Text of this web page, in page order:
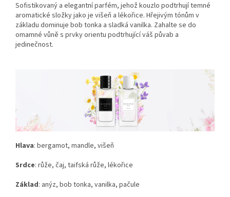
Sofistikovaný a elegantní parfém, jehož kouzlo podtrhují temné
aromatické složky jako je višeň a lékořice. Hřejivým tónům v
základu dominuje bob tonka a sladká vanilka. Zahalte se do
omamné vůně s prvky orientu podtrhující váš půvab a
jedinečnost.
Hlava: bergamot, mandle, višeň
Srdce: růže, čaj, taifská růže, lékořice
Základ: anýz, bob tonka, vanilka, pačule